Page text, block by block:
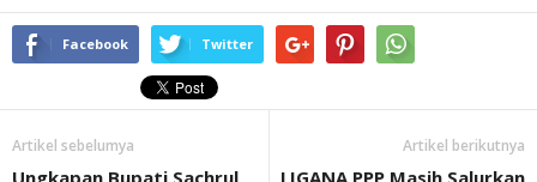
Facebook Twitter
Artikel sebelumya Artikel berikutnya